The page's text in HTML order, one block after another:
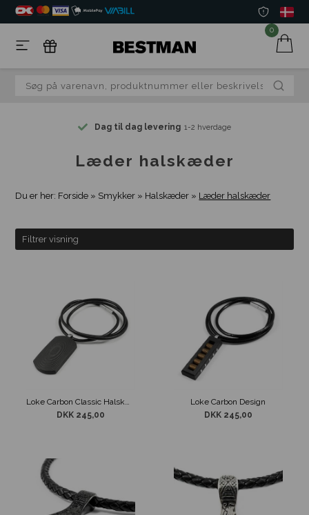
0
Dag til dag levering 1-2 hverdage
Læder halskæder
Du er her: Forside » Smykker » Halskæder » Læder halskæder
Filtrer visning
Loke Carbon Classic Halskæde
DKK 245,00
Loke Carbon Design
DKK 245,00